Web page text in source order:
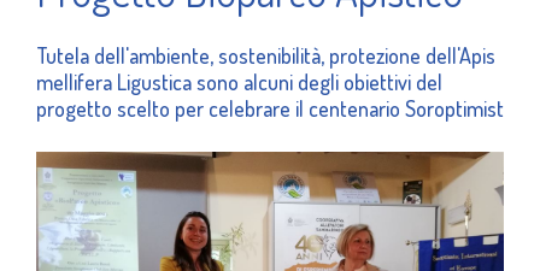
Tutela dell'ambiente, sostenibilità, protezione dell'Apis
mellifera Ligustica sono alcuni degli obiettivi del
progetto scelto per celebrare il centenario Soroptimist